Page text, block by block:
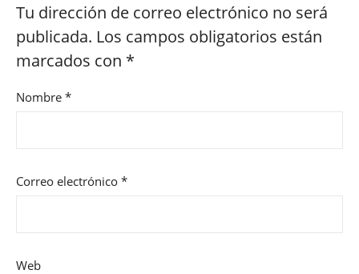
Tu dirección de correo electrónico no será
publicada. Los campos obligatorios están
marcados con *
Nombre *
Correo electrónico *
Web